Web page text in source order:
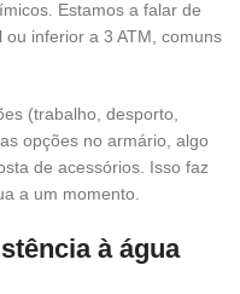
Estamos a falar de
inferior a 3 ATM, comuns
(trabalho, desporto,
opções no armário, algo
de acessórios. Isso faz
a um momento.
à água